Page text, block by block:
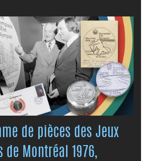
de pièces des Jeux
de Montréal 1976,